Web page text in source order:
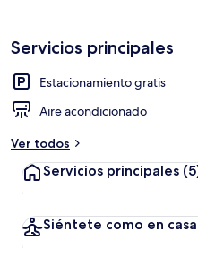
Servicios principales
Estacionamiento gratis
Aire acondicionado
Ver todos
Servicios principales
Siéntete como en casa